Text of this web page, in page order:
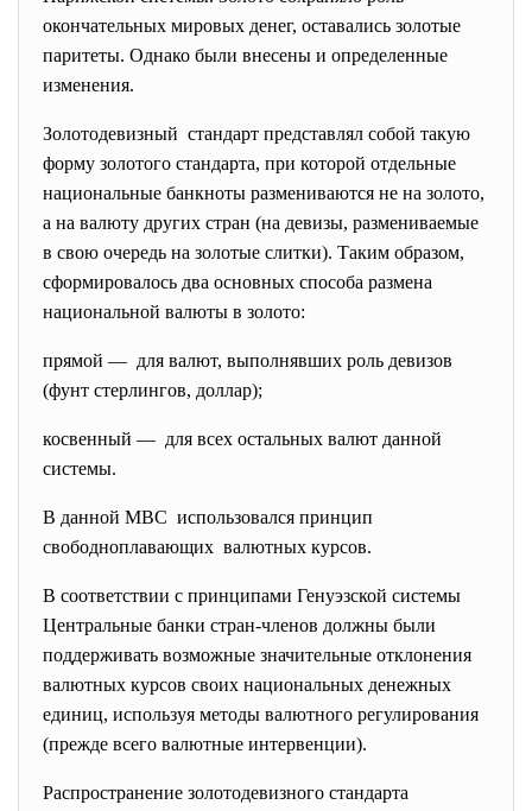
окончательных мировых денег, оставались золотые
паритеты. Однако были внесены и определенные
изменения.
Золотодевизный стандарт представлял собой такую
форму золотого стандарта, при которой отдельные
национальные банкноты размениваются не на золото,
а на валюту других стран (на девизы, размениваемые
в свою очередь на золотые слитки). Таким образом,
сформировалось два основных способа размена
национальной валюты в золото:
прямой — для валют, выполнявших роль девизов
(фунт стерлингов, доллар);
косвенный — для всех остальных валют данной
системы.
В данной МВС использовался принцип
свободноплавающих валютных курсов.
В соответствии с принципами Генуэзской системы
Центральные банки стран-членов должны были
поддерживать возможные значительные отклонения
валютных курсов своих национальных денежных
единиц, используя методы валютного регулирования
(прежде всего валютные интервенции).
Распространение золотодевизного стандарта